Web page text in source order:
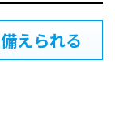
えられる